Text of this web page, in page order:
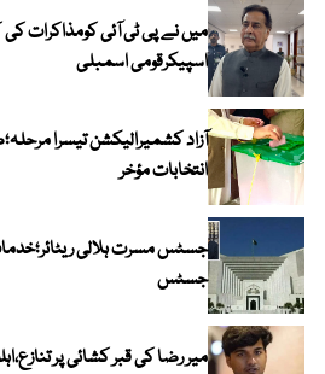
میں نے پی ٹی آئی کومذاکرات
اسپیکرقومی اسمبلی
آزاد کشمیرالیکشن تیسرا
انتخابات مؤخر
جسٹس مسرت ہلالی
جسٹس
میر رضا کی قبر کشائی پر